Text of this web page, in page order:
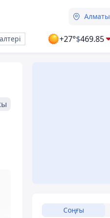
Алматы
+27°$469.85
Соңғы